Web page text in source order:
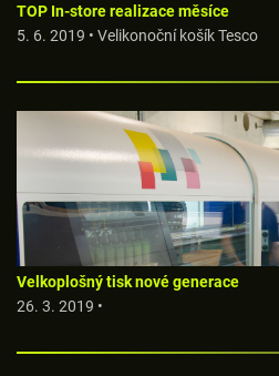
TOP In-store realizace měsíce
5. 6. 2019 • Velikonoční košík Tesco
Velkoplošný tisk nové generace
26. 3. 2019 •